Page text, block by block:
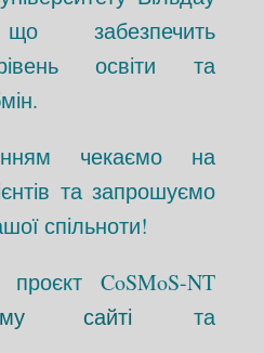
забезпечить
освіти та
чекаємо на
та запрошуємо
спільноти!
CoSMoS-NT
сайті та